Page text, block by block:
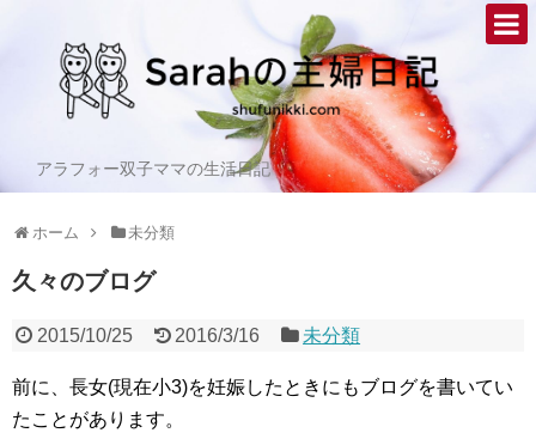
アラフォー双子ママの生活日記
ホーム 未分類
久々のブログ
2015/10/25 2016/3/16 未分類
前に、長女(現在小3)を妊娠したときにもブログを書いてい
たことがあります。